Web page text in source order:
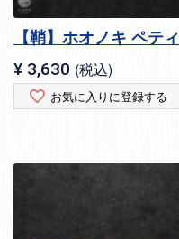
【鞘】ホオノキ ペティ
¥ 3,630 税込
お気に入りに登録する